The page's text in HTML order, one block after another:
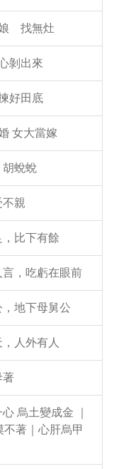
娘 找無灶
剝出來
好田底
女大當嫁
胡蛻蛻
親
比下有餘
，吃虧在眼前
地下母舅公
人外有人
著
烏土變成金 ｜
不著｜心肝烏甲